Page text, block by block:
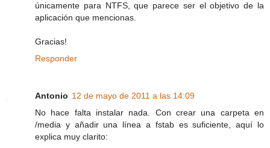
únicamente para NTFS, que parece ser el objetivo de la
aplicación que mencionas.
Gracias!
Responder
Antonio 12 de mayo de 2011 a las 14:09
No hace falta instalar nada. Con crear una carpeta en
/media y añadir una línea a fstab es suficiente, aquí lo
explica muy clarito: